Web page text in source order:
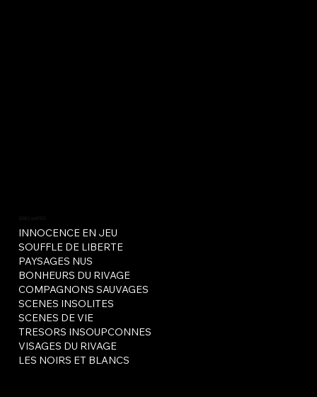
INNOCENCE EN JEU
SOUFFLE DE LIBERTE
PAYSAGES NUS
BONHEURS DU RIVAGE
COMPAGNONS SAUVAGES
SCENES INSOLITES
SCENES DE VIE
TRESORS INSOUPCONNES
VISAGES DU RIVAGE
LES NOIRS ET BLANCS